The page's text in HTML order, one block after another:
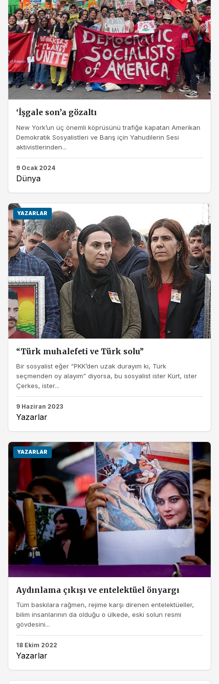
‘İşgale son’a gözaltı
New York’un üç önemli köprüsünü trafiğe kapatan Amerikan
Demokratik Sosyalistleri ve Barış için Yahudilerin Sesi
aktivistlerinden...
9 Ocak 2024
Dünya
YAZARLAR
“Türk muhalefeti ve Türk solu”
Bir sosyalist eğer “PKK’den uzak durayım ki, Türk
seçmenden oy alayım” diyorsa, bu sosyalist ister Kürt, ister
Çerkes, ister...
9 Haziran 2023
Yazarlar
YAZARLAR
Aydınlama çıkışı ve entelektüel önyargı
Tüm baskılara rağmen, rejime karşı direnen entelektüeller,
bilim insanlarının da olduğu o ülkede, eski solun resmi
gövdesini...
18 Ekim 2022
Yazarlar